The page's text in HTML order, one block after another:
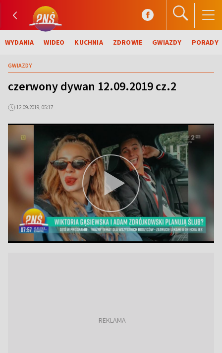
WYDANIA WIDEO KUCHNIA ZDROWIE GWIAZDY PORADY
GWIAZDY
czerwony dywan 12.09.2019 cz.2
12.09.2019, 05:17